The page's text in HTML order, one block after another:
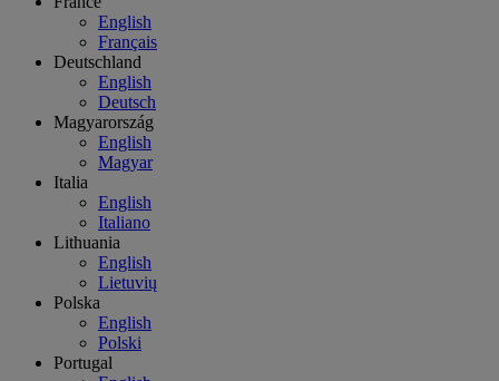
English
Français
Deutschland
English
Deutsch
Magyarország
English
Magyar
Italia
English
Italiano
Lithuania
English
Lietuvių
Polska
English
Polski
Portugal